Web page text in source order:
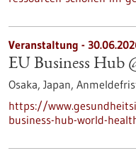
Veranstaltung -
EU Business Hub
Osaka, Japan,
https://
business-hub-world-